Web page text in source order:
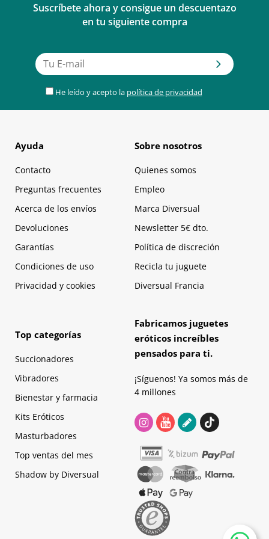
Suscríbete ahora y consigue un descuentazo
en tu siguiente compra
He leído y acepto la política de privacidad
Ayuda
Contacto
Preguntas frecuentes
Acerca de los envíos
Devoluciones
Garantías
Condiciones de uso
Privacidad y cookies
Sobre nosotros
Quienes somos
Empleo
Marca Diversual
Newsletter 5€ dto.
Política de discreción
Recicla tu juguete
Diversual Francia
Top categorías
Succionadores
Vibradores
Bienestar y farmacia
Kits Eróticos
Masturbadores
Top ventas del mes
Shadow by Diversual
Fabricamos juguetes
eróticos increíbles
pensados para ti.
¡Síguenos! Ya somos más de
4 millones